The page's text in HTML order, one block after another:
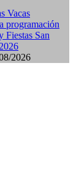
Vacas
programación
Fiestas San
2026